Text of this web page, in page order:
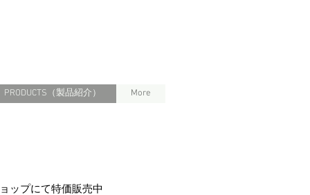
PRODUCTS（製品紹介） More
ップにて特価販売中